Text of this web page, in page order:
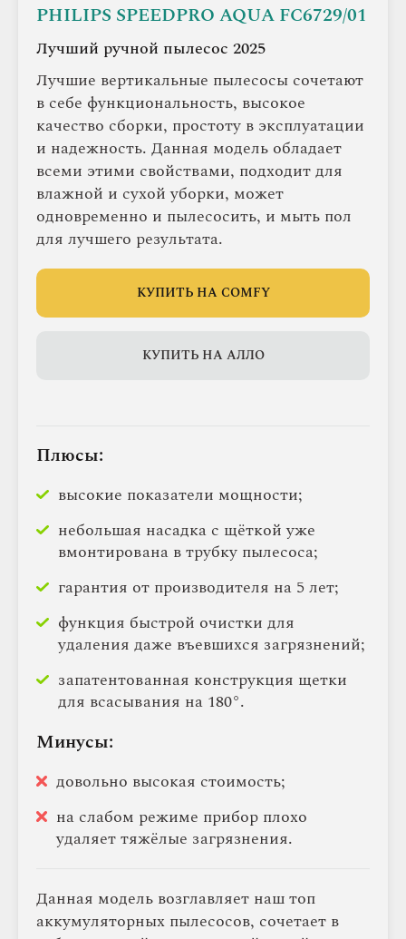
PHILIPS SPEEDPRO AQUA FC6729/01
Лучший ручной пылесос 2025
Лучшие вертикальные пылесосы сочетают
в себе функциональность, высокое
качество сборки, простоту в эксплуатации
и надежность. Данная модель обладает
всеми этими свойствами, подходит для
влажной и сухой уборки, может
одновременно и пылесосить, и мыть пол
для лучшего результата.
КУПИТЬ НА COMFY
КУПИТЬ НА АЛЛО
Плюсы:
высокие показатели мощности;
небольшая насадка с щёткой уже
вмонтирована в трубку пылесоса;
гарантия от производителя на 5 лет;
функция быстрой очистки для
удаления даже въевшихся загрязнений;
запатентованная конструкция щетки
для всасывания на 180°.
Минусы:
довольно высокая стоимость;
на слабом режиме прибор плохо
удаляет тяжёлые загрязнения.
Данная модель возглавляет наш топ
аккумуляторных пылесосов, сочетает в